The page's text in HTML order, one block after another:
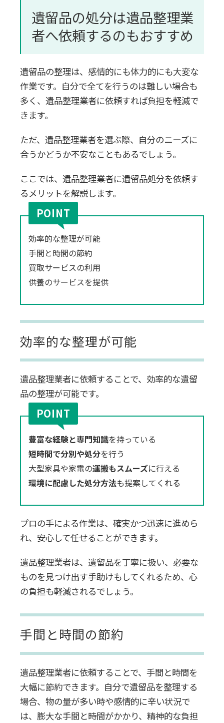
遺留品の処分は遺品整理業
者へ依頼するのもおすすめ
遺留品の整理は、感情的にも体力的にも大変な
作業です。自分で全てを行うのは難しい場合も
多く、遺品整理業者に依頼すれば負担を軽減で
きます。
ただ、遺品整理業者を選ぶ際、自分のニーズに
合うかどうか不安なこともあるでしょう。
ここでは、遺品整理業者に遺留品処分を依頼す
るメリットを解説します。
効率的な整理が可能
手間と時間の節約
買取サービスの利用
供養のサービスを提供
効率的な整理が可能
遺品整理業者に依頼することで、効率的な遺留
品の整理が可能です。
豊富な経験と専門知識を持っている
短時間で分別や処分を行う
大型家具や家電の運搬もスムーズに行える
環境に配慮した処分方法も提案してくれる
プロの手による作業は、確実かつ迅速に進めら
れ、安心して任せることができます。
遺品整理業者は、遺留品を丁寧に扱い、必要な
ものを見つけ出す手助けもしてくれるため、心
の負担も軽減されるでしょう。
手間と時間の節約
遺品整理業者に依頼することで、手間と時間を
大幅に節約できます。自分で遺留品を整理する
場合、物の量が多い時や感情的に辛い状況で
は、膨大な手間と時間がかかり、精神的な負担